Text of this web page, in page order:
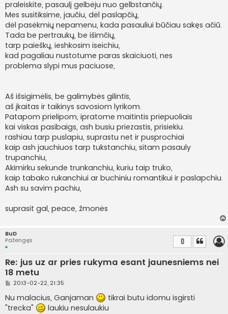
praleiskite, pasaulį gelbėju nuo gelbstančių.
Mes susitiksime, jaučiu, dėl paslapčių,
dėl pasėkmių nepamenu, kada pasauliui būčiau sakęs ačiū.
Tada be pertraukų, be išimčių,
tarp paieškų, ieshkosim iseichiu,
kad pagaliau nustotume paras skaiciuoti, nes
problema slypi mus paciuose,
Aš išsigimėlis, be galimybės gilintis,
aš įkaitas ir taikinys savosiom lyrikom.
Patapom prielipom, ipratome maitintis priepuoliais
kai viskas pasibaigs, ash busiu priezastis, prisiekiu.
rashiau tarp puslapiu, suprastu net ir pusprochiai
kaip ash jauchiuos tarp tukstanchiu, sitam pasauly
trupanchiu,
Akimirku sekunde trunkanchiu, kuriu taip truko,
kaip tabako rukanchiui ar buchiniu romantikui ir paslapchiu.
Ash su savim pachiu,
suprasit gal, peace, žmonės
BuD
Pažengęs
Re: jus uz ar pries rukyma esant jaunesniems nei
18 metu
0
S
a
n
d
2013-02-22, 21:35
Nu malacius, Ganjaman
tikrai butu idomu isgirsti
"trecka"
laukiu nesulaukiu